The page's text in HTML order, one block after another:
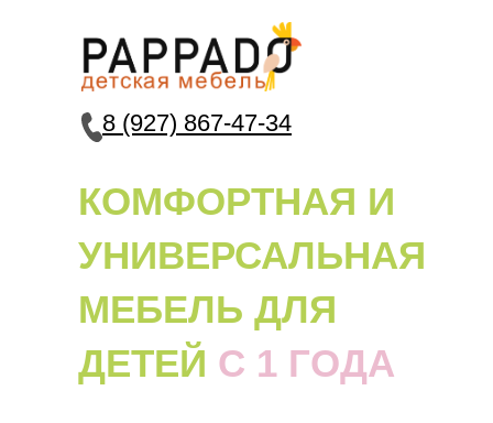
КОМФОРТНАЯ И
УНИВЕРСАЛЬНАЯ
МЕБЕЛЬ ДЛЯ
ДЕТЕЙ С 1 ГОДА
8 (927) 867-47-34